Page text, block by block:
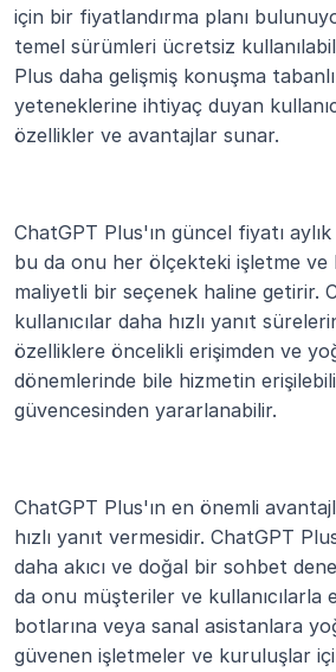
için bir fiyatlandırma planı
temel sürümleri ücretsiz
Plus daha gelişmiş konuşma
yeteneklerine ihtiyaç duyan
özellikler ve avantajlar sunar.
ChatGPT Plus'ın güncel fiyatı
bu da onu her ölçekteki işletme ve
maliyetli bir seçenek haline getirir.
kullanıcılar daha hızlı yanıt
özelliklere öncelikli erişimden ve
dönemlerinde bile hizmetin
güvencesinden yararlanabilir.
ChatGPT Plus'ın en önemli
hızlı yanıt vermesidir. ChatGPT
daha akıcı ve doğal bir sohbet
da onu müşteriler ve kullanıcılarla
botlarına veya sanal asistanlara
güvenen işletmeler ve kuruluşlar